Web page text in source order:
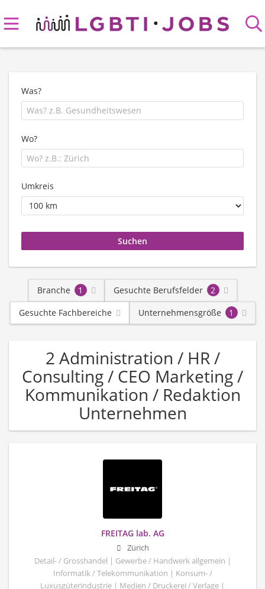
Was?
Wo?
Umkreis
Branche 1 Gesuchte Berufsfelder
2
Gesuchte Fachbereiche
Unternehmensgröße 1
2 Administration / HR /
Consulting / CEO Marketing /
Kommunikation / Redaktion
Unternehmen
FREITAG lab. AG
Zürich
Detail- / Grosshandel | Gewerbe / Handwerk allgemein |
Informatik / Telekommunikation | Konsum- /
Luxusgüterindustrie | Medien / Druckerei / Verlage |